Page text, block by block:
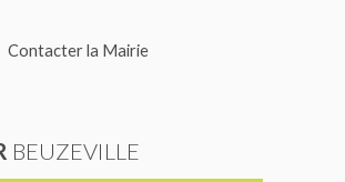
Contacter la Mairie
BEUZEVILLE